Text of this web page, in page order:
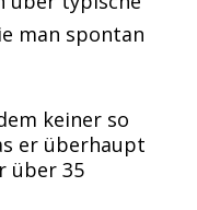
man spontan
keiner so
er überhaupt
über 35